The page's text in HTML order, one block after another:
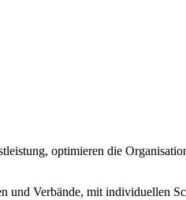
optimieren die
und Verbände, mit individuellen